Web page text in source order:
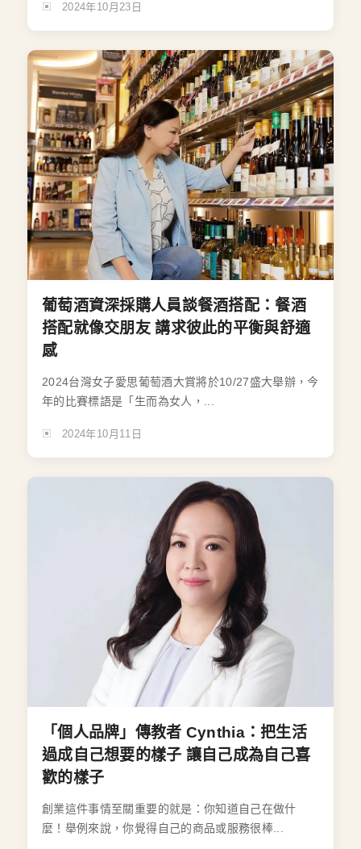
2024年10月23日
葡萄酒資深採購人員談餐酒搭配：餐酒
搭配就像交朋友 講求彼此的平衡與舒適
感
2024台灣女子愛思葡萄酒大賞將於10/27盛大舉辦，今
年的比賽標語是「生而為女人，...
2024年10月11日
「個人品牌」傳教者 Cynthia：把生活
過成自己想要的樣子 讓自己成為自己喜
歡的樣子
創業這件事情至關重要的就是：你知道自己在做什
麼！舉例來說，你覺得自己的商品或服務很棒...